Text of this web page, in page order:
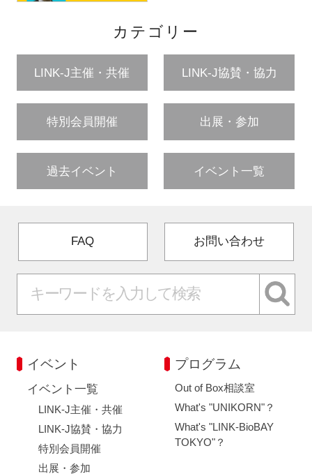
カテゴリー
LINK-J主催・共催 LINK-J協賛・協力
特別会員開催 出展・参加
過去イベント イベント一覧
FAQ お問い合わせ
イベント
イベント一覧
LINK-J主催・共催
LINK-J協賛・協力
特別会員開催
出展・参加
プログラム
Out of Box相談室
What's "UNIKORN"？
What's "LINK-BioBAY
TOKYO"？